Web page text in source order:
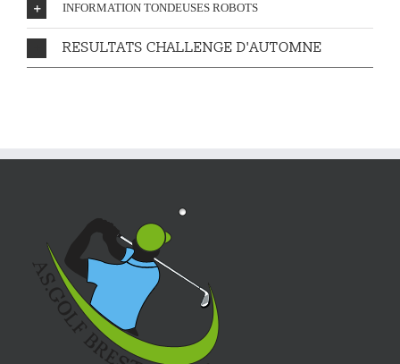
INFORMATION TONDEUSES ROBOTS
RESULTATS CHALLENGE D'AUTOMNE